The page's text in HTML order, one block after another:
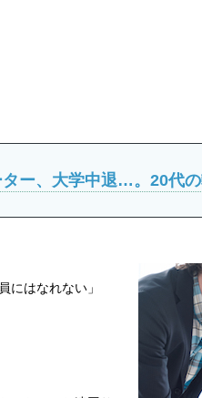
ー、大学中退…。20代
にはなれない」